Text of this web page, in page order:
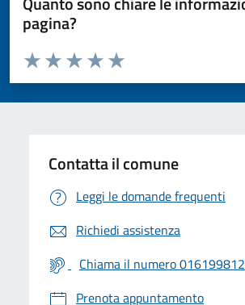
pagina?
Valuta da 1 a 5 stelle la pagina
Valuta 5 stelle su 5
Valuta 4 stelle su 5
Valuta 3 stelle su 5
Valuta 2 stelle su 5
Valuta 1 stelle su 5
Contatta il comune
Leggi le domande frequenti
Richiedi assistenza
Chiama il numero
Prenota appuntamento